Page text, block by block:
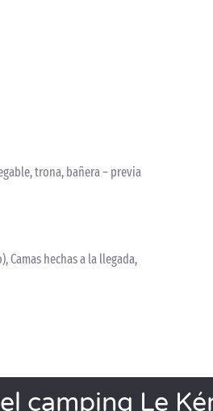
trona, bañera – previa
Camas hechas a la llegada,
camping Le